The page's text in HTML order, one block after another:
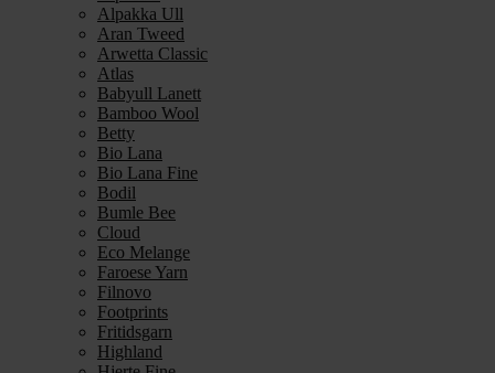
Alpakka Ull
Aran Tweed
Arwetta Classic
Atlas
Babyull Lanett
Bamboo Wool
Betty
Bio Lana
Bio Lana Fine
Bodil
Bumle Bee
Cloud
Eco Melange
Faroese Yarn
Filnovo
Footprints
Fritidsgarn
Highland